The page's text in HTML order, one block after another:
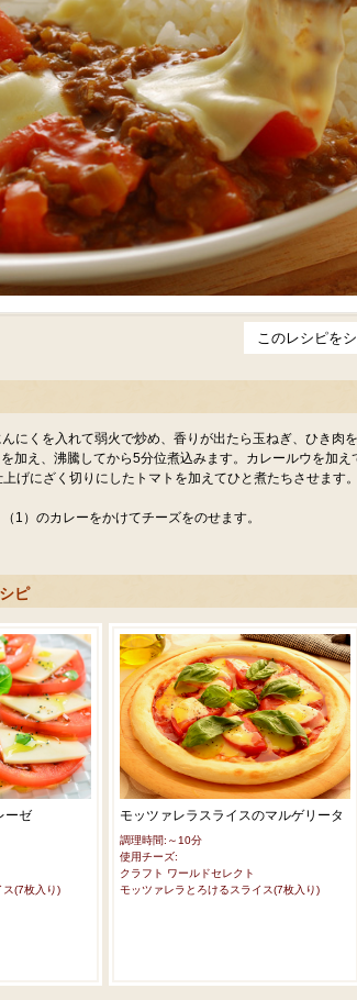
このレシピを
んにくを入れて弱火で炒め、香りが出たら玉ねぎ、ひき肉
加え、沸騰してから5分位煮込みます。カレールウを加
げにざく切りにしたトマトを加えてひと煮たちさせます。
1）のカレーをかけてチーズをのせます。
ピ
ーゼ
ス(7枚入り)
モッツァレラスライスのマルゲリータ
調理時間:～10分
使用チーズ:
クラフト ワールドセレクト
モッツァレラとろけるスライス(7枚入り)